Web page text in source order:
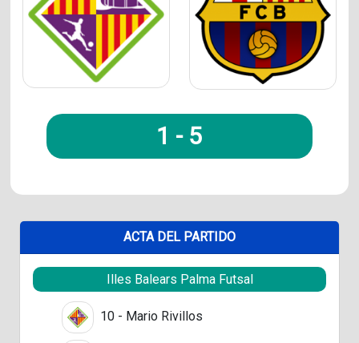
1 - 5
ACTA DEL PARTIDO
Illes Balears Palma Futsal
10 - Mario Rivillos